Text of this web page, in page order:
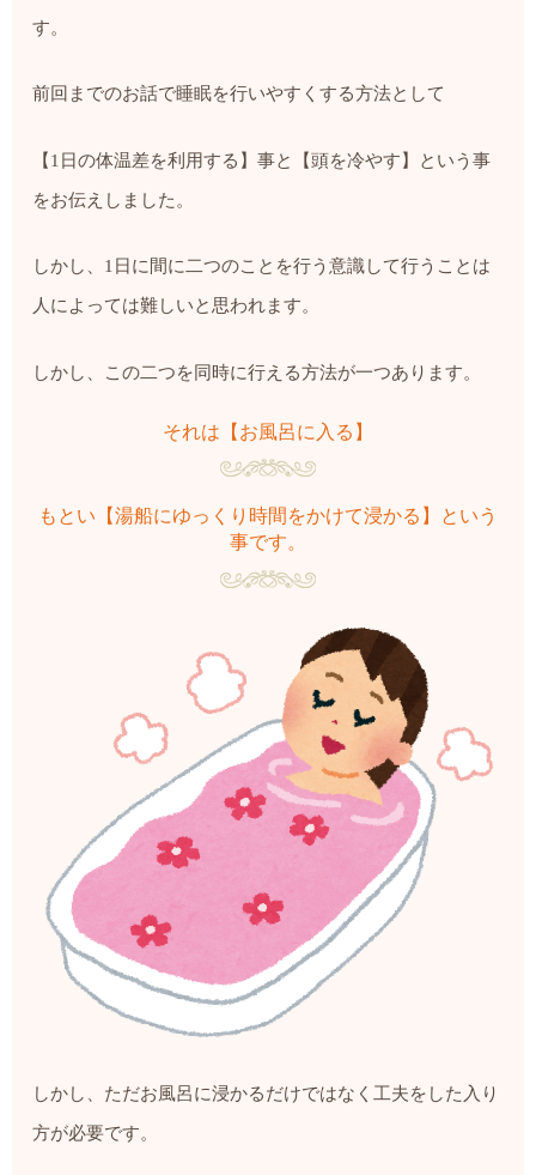
す。
前回までのお話で睡眠を行いやすくする方法として
【1 日の体温差を利用する】事と【頭を冷やす】という事
をお伝えしました。
しかし、 1 日に間に二つのことを行う意識して行うことは
人によっては難しいと思われます。
しかし、この二つを同時に行える方法が一つあります。
それは【お風呂に入る】
もとい【湯船にゆっくり時間をかけて浸かる】という
事です。
しかし、ただお風呂に浸かるだけではなく工夫をした入り
方が必要です。